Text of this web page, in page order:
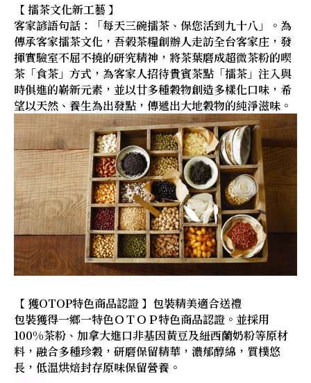
【 擂茶文化新工藝 】
客家諺語句話：「每天三碗擂茶、保您活到九十八」。為
傳承客家擂茶文化，吾榖茶糧創辦人走訪全台客家庄，發
揮實驗室不屈不撓的研究精神，將茶葉磨成超微茶粉的喫
茶「食茶」方式，為客家人招待貴賓茶點「擂茶」注入與
時俱進的嶄新元素，並以廿多種穀物創造多樣化口味，希
望以天然、養生為出發點，傳遞出大地穀物的純淨滋味。
【 獲OTOP特色商品認證 】包裝精美適合送禮
包裝獲得一鄉一特色ＯＴＯＰ特色商品認證。並採用
100%茶粉、加拿大進口非基因黃豆及紐西蘭奶粉等原材
料，融合多種珍穀，研磨保留精華，濃郁醇綿，質樸悠
長，低溫烘焙封存原味保留營養。